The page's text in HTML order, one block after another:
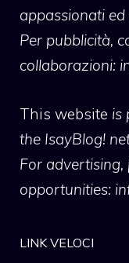
appassionati
Per pubblicità,
collaborazioni:
This website is
the IsayBlog!
For advertising,
opportunities:
LINK VELOCI